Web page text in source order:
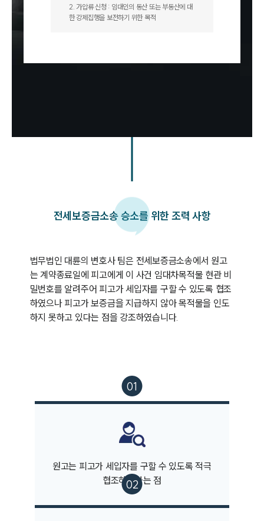
오시는 길
AI대륜
업무사례
사례분석/최신동향
법률정보
법률지식인
고객후기
구성원 소개
부동산전문변호사
소식/자료
언론보도
공지사항
2. 가압류 신청 : 임대인의 동산 또는 부동산에 대
한 강제집행을 보전하기 위한 목적
전세보증금소송 승소를 위한 조력 사항
법무법인 대륜의 변호사 팀은 전세보증금소송에서 원고
는 계약종료일에 피고에게 이 사건 임대차목적물 현관 비
밀번호를 알려주어 피고가 세입자를 구할 수 있도록 협조
하였으나 피고가 보증금을 지급하지 않아 목적물을 인도
하지 못하고 있다는 점을 강조하였습니다.
원고는 피고가 세입자를 구할 수 있도록 적극
협조하였다는 점